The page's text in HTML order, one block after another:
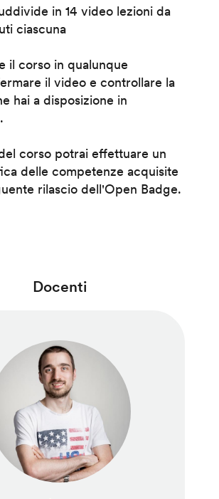
in 14 video lezioni da
ciascuna
il corso in qualunque
il video e controllare la
hai a disposizione in
corso potrai effettuare un
delle competenze acquisite
rilascio dell'Open Badge.
Docenti